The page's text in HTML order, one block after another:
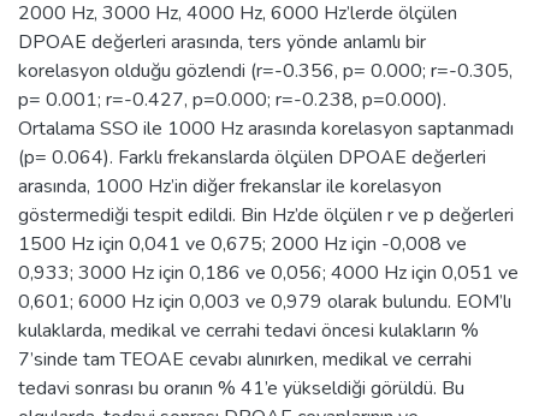
2000 Hz, 3000 Hz, 4000 Hz, 6000 Hz’lerde ölçülen
DPOAE değerleri arasında, ters yönde anlamlı bir
korelasyon olduğu gözlendi (r=-0.356, p= 0.000; r=-0.305,
p= 0.001; r=-0.427, p=0.000; r=-0.238, p=0.000).
Ortalama SSO ile 1000 Hz arasında korelasyon saptanmadı
(p= 0.064). Farklı frekanslarda ölçülen DPOAE değerleri
arasında, 1000 Hz’in diğer frekanslar ile korelasyon
göstermediği tespit edildi. Bin Hz’de ölçülen r ve p değerleri
1500 Hz için 0,041 ve 0,675; 2000 Hz için -0,008 ve
0,933; 3000 Hz için 0,186 ve 0,056; 4000 Hz için 0,051 ve
0,601; 6000 Hz için 0,003 ve 0,979 olarak bulundu. EOM’lı
kulaklarda, medikal ve cerrahi tedavi öncesi kulakların %
7’sinde tam TEOAE cevabı alınırken, medikal ve cerrahi
tedavi sonrası bu oranın % 41’e yükseldiği görüldü. Bu